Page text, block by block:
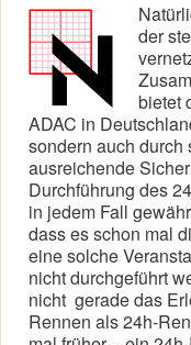
der
bietet
ADAC in
sondern auch
ausreichende
Durchführung des
in jedem Fall
dass es schon mal
eine solche
nicht durchgeführt
nicht gerade das
Rennen als 24h-